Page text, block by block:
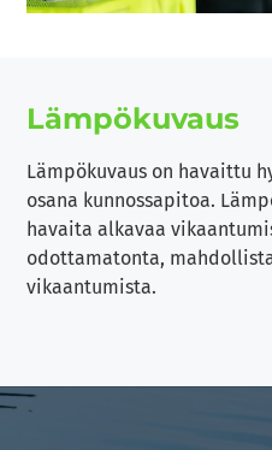
Lämpökuvaus
Lämpökuvaus on havaittu
osana kunnossapitoa.
havaita alkavaa
odottamatonta,
vikaantumista.